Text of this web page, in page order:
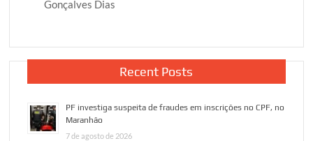
Gonçalves Dias
Recent Posts
PF investiga suspeita de fraudes em inscrições no CPF, no
Maranhão
7 de agosto de 2026